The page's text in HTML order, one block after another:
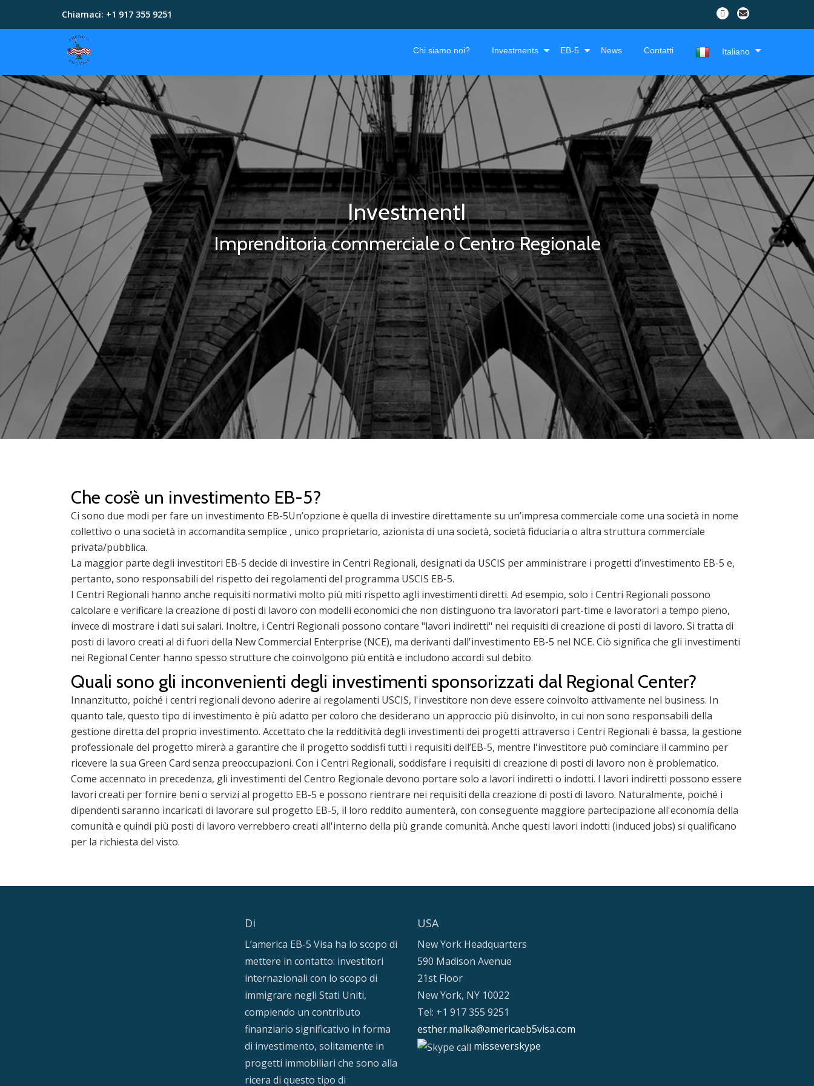
Skip
Chiamaci: +1 917 355 9251
Chi siamo noi? Investments EB-5 News Contatti Italiano
InvestmentI
Imprenditoria commerciale o Centro Regionale
Che cos’è un investimento EB-5?
Ci sono due modi per fare un investimento EB-5Un’opzione è quella di investire direttamente su un’impresa commerciale come una società in nome
collettivo o una società in accomandita semplice , unico proprietario, azionista di una società, società fiduciaria o altra struttura commerciale
privata/pubblica.
La maggior parte degli investitori EB-5 decide di investire in Centri Regionali, designati da USCIS per amministrare i progetti d’investimento EB-5 e,
pertanto, sono responsabili del rispetto dei regolamenti del programma USCIS EB-5.
I Centri Regionali hanno anche requisiti normativi molto più miti rispetto agli investimenti diretti. Ad esempio, solo i Centri Regionali possono
calcolare e verificare la creazione di posti di lavoro con modelli economici che non distinguono tra lavoratori part-time e lavoratori a tempo pieno,
invece di mostrare i dati sui salari. Inoltre, i Centri Regionali possono contare "lavori indiretti" nei requisiti di creazione di posti di lavoro. Si tratta di
posti di lavoro creati al di fuori della New Commercial Enterprise (NCE), ma derivanti dall'investimento EB-5 nel NCE. Ciò significa che gli investimenti
nei Regional Center hanno spesso strutture che coinvolgono più entità e includono accordi sul debito.
Quali sono gli inconvenienti degli investimenti sponsorizzati dal Regional Center?
Innanzitutto, poiché i centri regionali devono aderire ai regolamenti USCIS, l'investitore non deve essere coinvolto attivamente nel business. In
quanto tale, questo tipo di investimento è più adatto per coloro che desiderano un approccio più disinvolto, in cui non sono responsabili della
gestione diretta del proprio investimento. Accettato che la redditività degli investimenti dei progetti attraverso i Centri Regionali è bassa, la gestione
professionale del progetto mirerà a garantire che il progetto soddisfi tutti i requisiti dell’EB-5, mentre l'investitore può cominciare il cammino per
ricevere la sua Green Card senza preoccupazioni. Con i Centri Regionali, soddisfare i requisiti di creazione di posti di lavoro non è problematico.
Come accennato in precedenza, gli investimenti del Centro Regionale devono portare solo a lavori indiretti o indotti. I lavori indiretti possono essere
lavori creati per fornire beni o servizi al progetto EB-5 e possono rientrare nei requisiti della creazione di posti di lavoro. Naturalmente, poiché i
dipendenti saranno incaricati di lavorare sul progetto EB-5, il loro reddito aumenterà, con conseguente maggiore partecipazione all'economia della
comunità e quindi più posti di lavoro verrebbero creati all'interno della più grande comunità. Anche questi lavori indotti (induced jobs) si qualificano
per la richiesta del visto.
Di
L’america EB-5 Visa ha lo scopo di
mettere in contatto: investitori
internazionali con lo scopo di
immigrare negli Stati Uniti,
compiendo un contributo
finanziario significativo in forma
di investimento, solitamente in
progetti immobiliari che sono alla
ricera di questo tipo di
USA
New York Headquarters
590 Madison Avenue
21st Floor
New York, NY 10022
Tel: +1 917 355 9251
esther.malka@americaeb5visa.com
misseverskype